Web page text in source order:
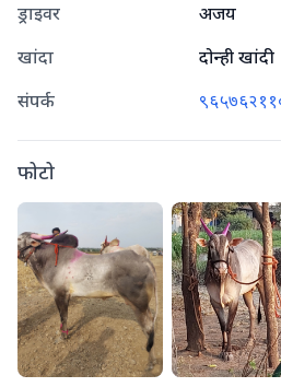
ड्राइवर
अजय
खांदा
दोन्ही खांदी
संपर्क
फोटो